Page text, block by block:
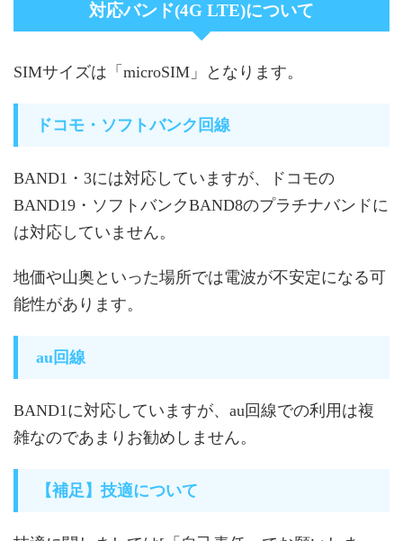
対応バンド(4G LTE)について
SIMサイズは「microSIM」となります。
ドコモ・ソフトバンク回線
BAND1・3には対応していますが、ドコモの
BAND19・ソフトバンクBAND8のプラチナバンドに
は対応していません。
地価や山奥といった場所では電波が不安定になる可
能性があります。
au回線
BAND1に対応していますが、au回線での利用は複
雑なのであまりお勧めしません。
【補足】技適について